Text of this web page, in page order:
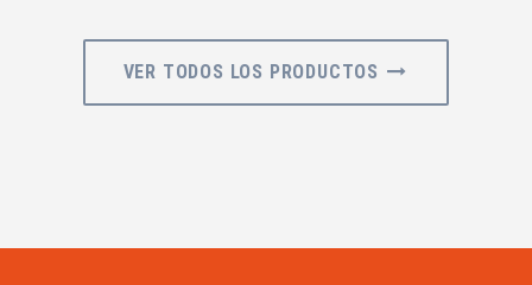
VER TODOS LOS PRODUCTOS